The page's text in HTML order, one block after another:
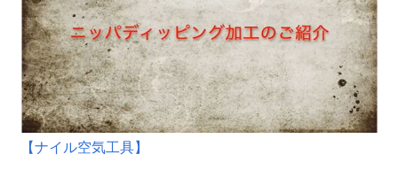
【ナイル空気工具】